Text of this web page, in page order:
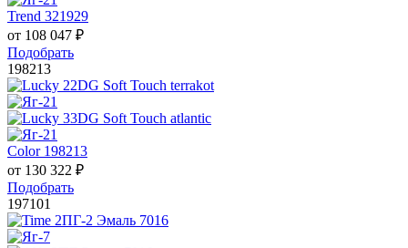
Trend 321929
от 108 047 ₽
Подобрать
198213
Color 198213
от 130 322 ₽
Подобрать
197101